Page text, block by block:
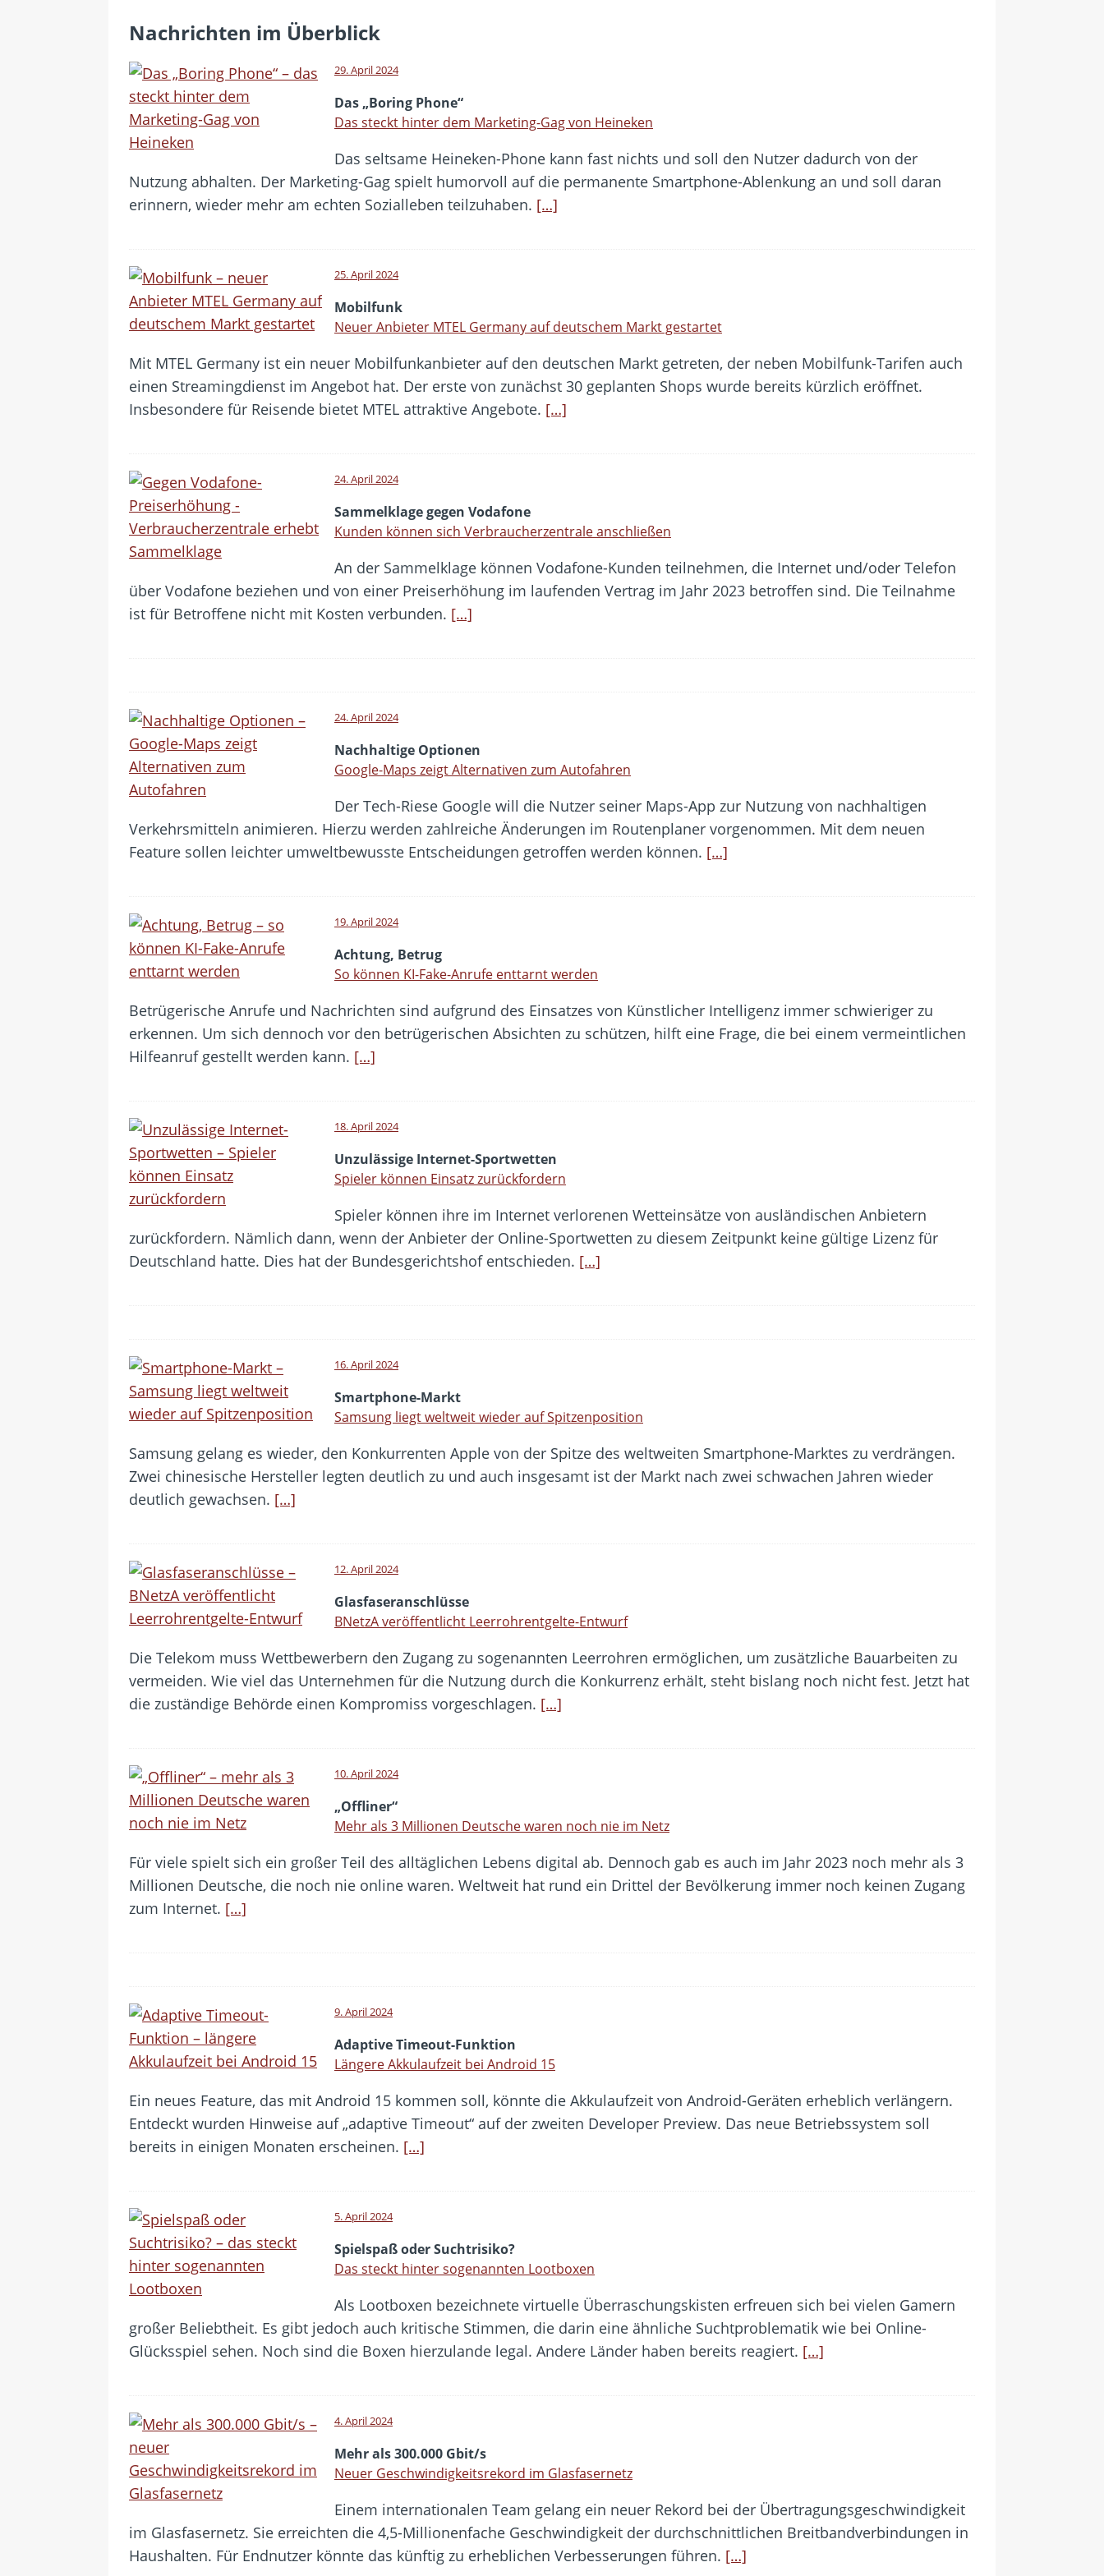
Nachrichten im Überblick
29. April 2024
Das „Boring Phone“
Das steckt hinter dem Marketing-Gag von Heineken
Das seltsame Heineken-Phone kann fast nichts und soll den Nutzer dadurch von der
Nutzung abhalten. Der Marketing-Gag spielt humorvoll auf die permanente Smartphone-Ablenkung an und soll daran
erinnern, wieder mehr am echten Sozialleben teilzuhaben. […]
25. April 2024
Mobilfunk
Neuer Anbieter MTEL Germany auf deutschem Markt gestartet
Mit MTEL Germany ist ein neuer Mobilfunkanbieter auf den deutschen Markt getreten, der neben Mobilfunk-Tarifen auch
einen Streamingdienst im Angebot hat. Der erste von zunächst 30 geplanten Shops wurde bereits kürzlich eröffnet.
Insbesondere für Reisende bietet MTEL attraktive Angebote. […]
24. April 2024
Sammelklage gegen Vodafone
Kunden können sich Verbraucherzentrale anschließen
An der Sammelklage können Vodafone-Kunden teilnehmen, die Internet und/oder Telefon
über Vodafone beziehen und von einer Preiserhöhung im laufenden Vertrag im Jahr 2023 betroffen sind. Die Teilnahme
ist für Betroffene nicht mit Kosten verbunden. […]
24. April 2024
Nachhaltige Optionen
Google-Maps zeigt Alternativen zum Autofahren
Der Tech-Riese Google will die Nutzer seiner Maps-App zur Nutzung von nachhaltigen
Verkehrsmitteln animieren. Hierzu werden zahlreiche Änderungen im Routenplaner vorgenommen. Mit dem neuen
Feature sollen leichter umweltbewusste Entscheidungen getroffen werden können. […]
19. April 2024
Achtung, Betrug
So können KI-Fake-Anrufe enttarnt werden
Betrügerische Anrufe und Nachrichten sind aufgrund des Einsatzes von Künstlicher Intelligenz immer schwieriger zu
erkennen. Um sich dennoch vor den betrügerischen Absichten zu schützen, hilft eine Frage, die bei einem vermeintlichen
Hilfeanruf gestellt werden kann. […]
18. April 2024
Unzulässige Internet-Sportwetten
Spieler können Einsatz zurückfordern
Spieler können ihre im Internet verlorenen Wetteinsätze von ausländischen Anbietern
zurückfordern. Nämlich dann, wenn der Anbieter der Online-Sportwetten zu diesem Zeitpunkt keine gültige Lizenz für
Deutschland hatte. Dies hat der Bundesgerichtshof entschieden. […]
16. April 2024
Smartphone-Markt
Samsung liegt weltweit wieder auf Spitzenposition
Samsung gelang es wieder, den Konkurrenten Apple von der Spitze des weltweiten Smartphone-Marktes zu verdrängen.
Zwei chinesische Hersteller legten deutlich zu und auch insgesamt ist der Markt nach zwei schwachen Jahren wieder
deutlich gewachsen. […]
12. April 2024
Glasfaseranschlüsse
BNetzA veröffentlicht Leerrohrentgelte-Entwurf
Die Telekom muss Wettbewerbern den Zugang zu sogenannten Leerrohren ermöglichen, um zusätzliche Bauarbeiten zu
vermeiden. Wie viel das Unternehmen für die Nutzung durch die Konkurrenz erhält, steht bislang noch nicht fest. Jetzt hat
die zuständige Behörde einen Kompromiss vorgeschlagen. […]
10. April 2024
„Offliner“
Mehr als 3 Millionen Deutsche waren noch nie im Netz
Für viele spielt sich ein großer Teil des alltäglichen Lebens digital ab. Dennoch gab es auch im Jahr 2023 noch mehr als 3
Millionen Deutsche, die noch nie online waren. Weltweit hat rund ein Drittel der Bevölkerung immer noch keinen Zugang
zum Internet. […]
9. April 2024
Adaptive Timeout-Funktion
Längere Akkulaufzeit bei Android 15
Ein neues Feature, das mit Android 15 kommen soll, könnte die Akkulaufzeit von Android-Geräten erheblich verlängern.
Entdeckt wurden Hinweise auf „adaptive Timeout“ auf der zweiten Developer Preview. Das neue Betriebssystem soll
bereits in einigen Monaten erscheinen. […]
5. April 2024
Spielspaß oder Suchtrisiko?
Das steckt hinter sogenannten Lootboxen
Als Lootboxen bezeichnete virtuelle Überraschungskisten erfreuen sich bei vielen Gamern
großer Beliebtheit. Es gibt jedoch auch kritische Stimmen, die darin eine ähnliche Suchtproblematik wie bei Online-
Glücksspiel sehen. Noch sind die Boxen hierzulande legal. Andere Länder haben bereits reagiert. […]
4. April 2024
Mehr als 300.000 Gbit/s
Neuer Geschwindigkeitsrekord im Glasfasernetz
Einem internationalen Team gelang ein neuer Rekord bei der Übertragungsgeschwindigkeit
im Glasfasernetz. Sie erreichten die 4,5-Millionenfache Geschwindigkeit der durchschnittlichen Breitbandverbindungen in
Haushalten. Für Endnutzer könnte das künftig zu erheblichen Verbesserungen führen. […]